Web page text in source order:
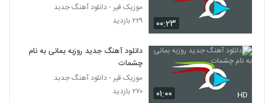
موزیک زیبای با تو آرومم (رمیکس) از ماکان بند
۳,۰۵۴ بازدید
آهنگ ناصر زینعلی بنام فقط باش
۰۰:۲۳
موزیک قیر - دانلود آهنگ جدبد
۲۲۹ بازدید
۰۱:۰۰ HD
دانلود آهنگ جدید روزبه بمانی به نام
چشمات
موزیک قیر - دانلود آهنگ جدبد
۲۷۰ بازدید